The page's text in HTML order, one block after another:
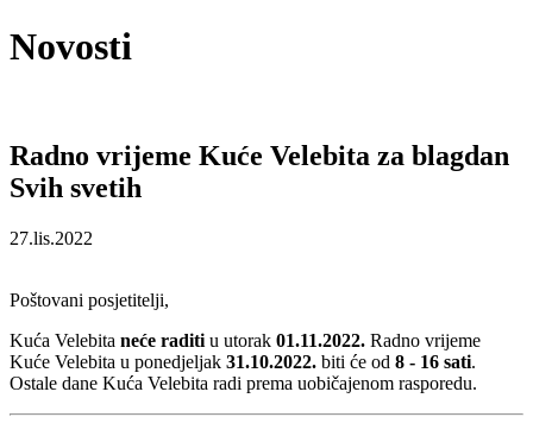
Novosti
Radno vrijeme Kuće Velebita za blagdan
Svih svetih
27.lis.2022
Poštovani posjetitelji,
Kuća Velebita neće raditi u utorak 01.11.2022. Radno vrijeme
Kuće Velebita u ponedjeljak 31.10.2022. biti će od 8 - 16 sati.
Ostale dane Kuća Velebita radi prema uobičajenom rasporedu.